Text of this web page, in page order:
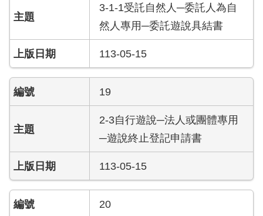
雙
語
辭
台
通
隱
私
及
資
3-1-1受託自然人─委託人為自
然人專用─委託遊說具結書
113-05-15
19
2-3自行遊說─法人或團體專用
─遊說終止登記申請書
113-05-15
20